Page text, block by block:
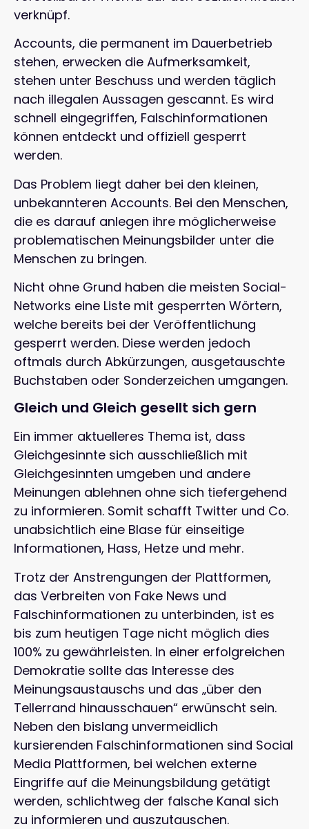
verknüpf.
Accounts, die permanent im Dauerbetrieb
stehen, erwecken die Aufmerksamkeit,
stehen unter Beschuss und werden täglich
nach illegalen Aussagen gescannt. Es wird
schnell eingegriffen, Falschinformationen
können entdeckt und offiziell gesperrt
werden.
Das Problem liegt daher bei den kleinen,
unbekannteren Accounts. Bei den Menschen,
die es darauf anlegen ihre möglicherweise
problematischen Meinungsbilder unter die
Menschen zu bringen.
Nicht ohne Grund haben die meisten Social-
Networks eine Liste mit gesperrten Wörtern,
welche bereits bei der Veröffentlichung
gesperrt werden. Diese werden jedoch
oftmals durch Abkürzungen, ausgetauschte
Buchstaben oder Sonderzeichen umgangen.
Gleich und Gleich gesellt sich gern
Ein immer aktuelleres Thema ist, dass
Gleichgesinnte sich ausschließlich mit
Gleichgesinnten umgeben und andere
Meinungen ablehnen ohne sich tiefergehend
zu informieren. Somit schafft Twitter und Co.
unabsichtlich eine Blase für einseitige
Informationen, Hass, Hetze und mehr.
Trotz der Anstrengungen der Plattformen,
das Verbreiten von Fake News und
Falschinformationen zu unterbinden, ist es
bis zum heutigen Tage nicht möglich dies
100% zu gewährleisten. In einer erfolgreichen
Demokratie sollte das Interesse des
Meinungsaustauschs und das „über den
Tellerrand hinausschauen“ erwünscht sein.
Neben den bislang unvermeidlich
kursierenden Falschinformationen sind Social
Media Plattformen, bei welchen externe
Eingriffe auf die Meinungsbildung getätigt
werden, schlichtweg der falsche Kanal sich
zu informieren und auszutauschen.